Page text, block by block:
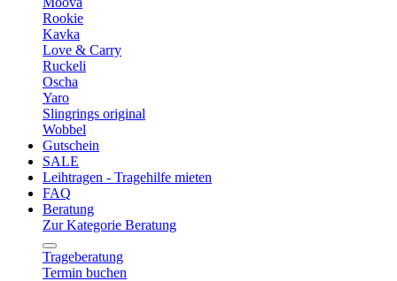
Rookie
Kavka
Love & Carry
Ruckeli
Oscha
Yaro
Slingrings original
Wobbel
Gutschein
SALE
Leihtragen - Tragehilfe mieten
FAQ
Beratung
Zur Kategorie Beratung
Trageberatung
Termin buchen